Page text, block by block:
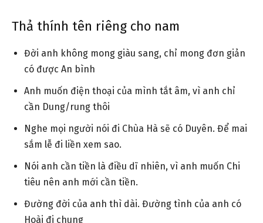
Thả thính tên riêng cho nam
Đời anh không mong giàu sang, chỉ mong đơn giản
có được An bình
Anh muốn điện thoại của mình tắt âm, vì anh chỉ
cần Dung/rung thôi
Nghe mọi người nói đi Chùa Hà sẽ có Duyên. Để mai
sắm lễ đi liền xem sao.
Nói anh cần tiền là điều dĩ nhiên, vì anh muốn Chi
tiêu nên anh mới cần tiền.
Đường đời của anh thì dài. Đường tình của anh có
Hoài đi chung